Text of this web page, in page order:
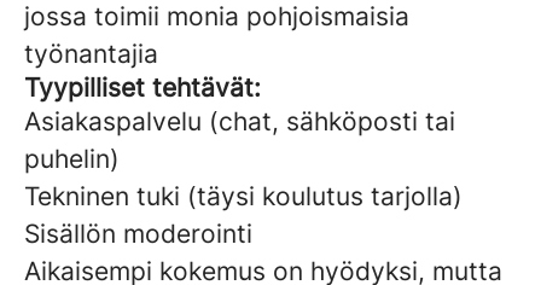
jossa toimii monia pohjoismaisia
työnantajia
Tyypilliset tehtävät:
Asiakaspalvelu (chat, sähköposti tai
puhelin)
Tekninen tuki (täysi koulutus tarjolla)
Sisällön moderointi
Aikaisempi kokemus on hyödyksi, mutta